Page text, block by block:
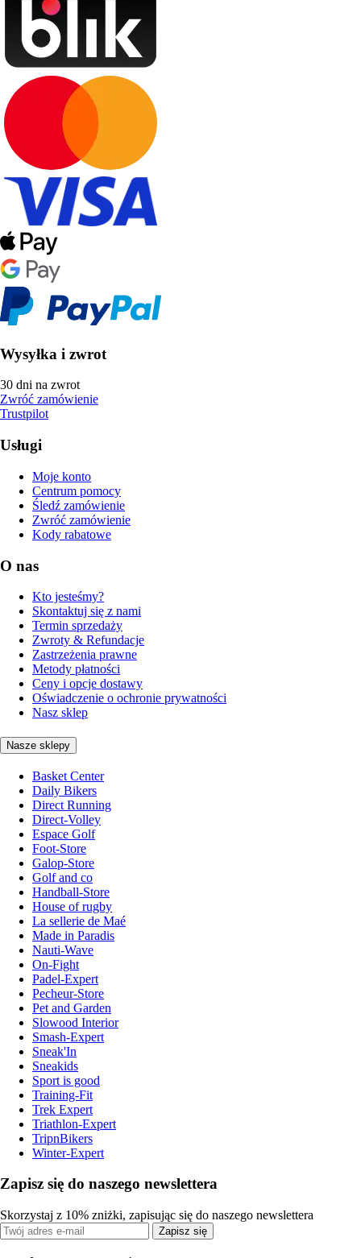
Wysyłka i zwrot
30 dni na zwrot
Zwróć zamówienie
Trustpilot
Usługi
Moje konto
Centrum pomocy
Śledź zamówienie
Zwróć zamówienie
Kody rabatowe
O nas
Kto jesteśmy?
Skontaktuj się z nami
Termin sprzedaży
Zwroty & Refundacje
Zastrzeżenia prawne
Metody płatności
Ceny i opcje dostawy
Oświadczenie o ochronie prywatności
Nasz sklep
Nasze sklepy
Basket Center
Daily Bikers
Direct Running
Direct-Volley
Espace Golf
Foot-Store
Galop-Store
Golf and co
Handball-Store
House of rugby
La sellerie de Maé
Made in Paradis
Nauti-Wave
On-Fight
Padel-Expert
Pecheur-Store
Pet and Garden
Slowood Interior
Smash-Expert
Sneak'In
Sneakids
Sport is good
Training-Fit
Trek Expert
Triathlon-Expert
TripnBikers
Winter-Expert
Zapisz się do naszego newslettera
Skorzystaj z 10% zniżki, zapisując się do naszego newslettera
Zapisz się